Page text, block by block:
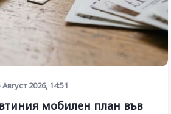
Август 2026, 14:51
мобилен план във